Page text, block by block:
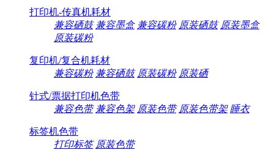
打印机-传真机耗材
兼容硒鼓 兼容墨盒 兼容碳粉 原装硒鼓 原装墨盒
原装碳粉
复印机/复合机耗材
兼容碳粉 兼容硒鼓 原装碳粉 原装硒
针式/票据打印机色带
兼容色带 兼容色架 原装色带 原装色带架 睡衣
标签机色带
打印标签 原装色带